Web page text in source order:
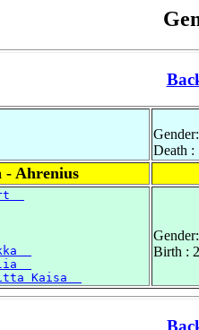
Death :
- Ahrenius
Kaisa
Birth :